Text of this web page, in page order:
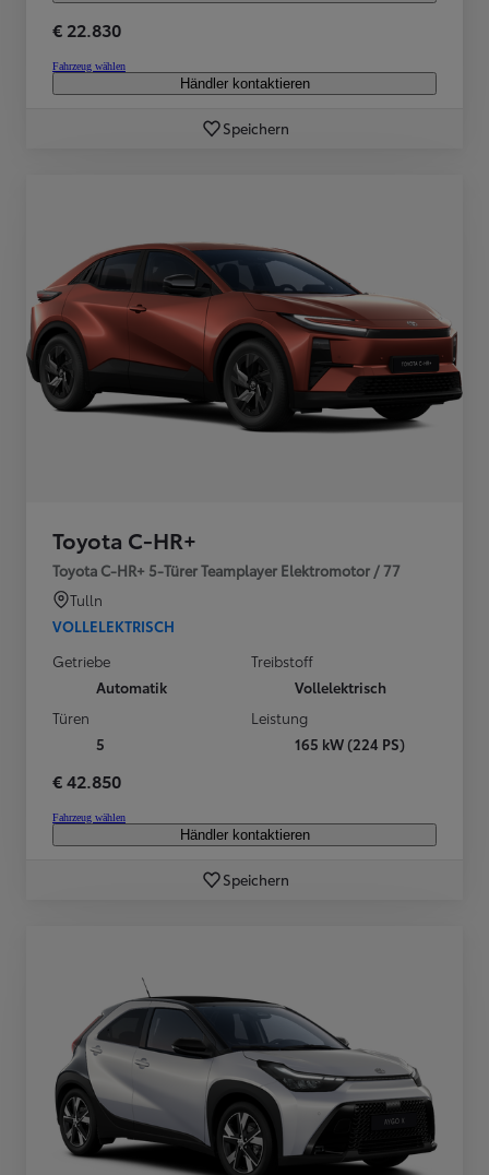
€ 22.830
Fahrzeug wählen
Händler kontaktieren
Speichern
Toyota C-HR+
Toyota C-HR+ 5-Türer Teamplayer Elektromotor / 77
Tulln
VOLLELEKTRISCH
Getriebe
Automatik
Treibstoff
Vollelektrisch
Türen
5
Leistung
165 kW (224 PS)
€ 42.850
Fahrzeug wählen
Händler kontaktieren
Speichern